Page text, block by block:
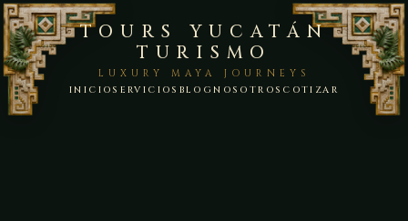
TOURS YUCATÁN
TURISMO
LUXURY MAYA JOURNEYS
INICIO SERVICIOS BLOGNOSOTROS COTIZAR